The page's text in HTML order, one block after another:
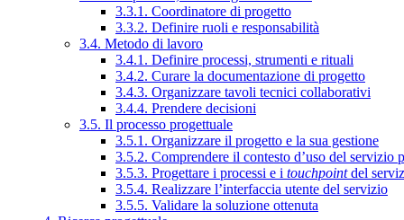
3.3.1. Coordinatore di progetto
3.3.2. Definire ruoli e responsabilità
3.4. Metodo di lavoro
3.4.1. Definire processi, strumenti e rituali
3.4.2. Curare la documentazione di progetto
3.4.3. Organizzare tavoli tecnici collaborativi
3.4.4. Prendere decisioni
3.5. Il processo progettuale
3.5.1. Organizzare il progetto e la sua gestione
3.5.2. Comprendere il contesto d’uso del servizio
3.5.3. Progettare i processi e i touchpointdel
3.5.4. Realizzare l’interfaccia utente del servizio
3.5.5. Validare la soluzione ottenuta